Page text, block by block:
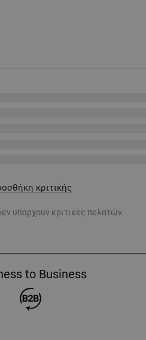
κριτικής
υπάρχουν κριτικές πελατών.
to Business